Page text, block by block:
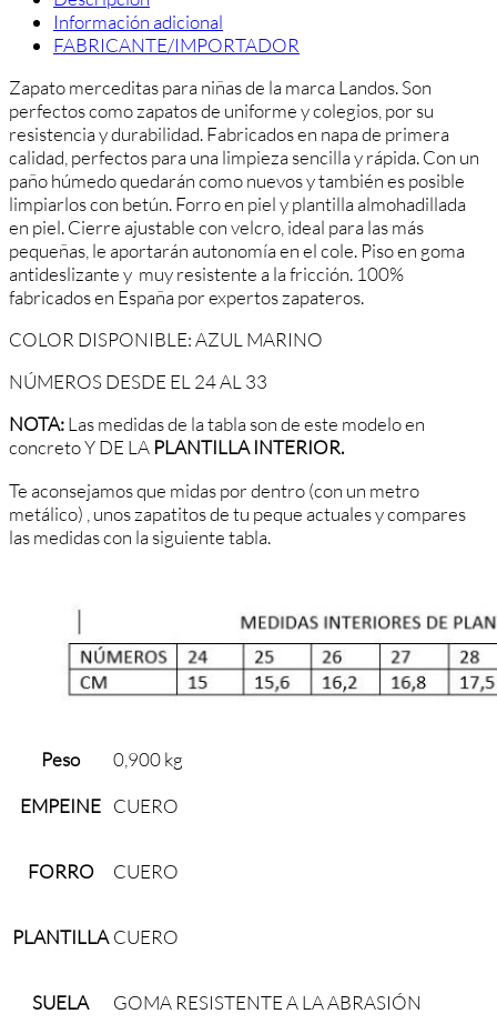
Información adicional
FABRICANTE/IMPORTADOR
Zapato merceditas para niñas de la marca Landos. Son
perfectos como zapatos de uniforme y colegios, por su
resistencia y durabilidad. Fabricados en napa de primera
calidad, perfectos para una limpieza sencilla y rápida. Con un
paño húmedo quedarán como nuevos y también es posible
limpiarlos con betún. Forro en piel y plantilla almohadillada
en piel. Cierre ajustable con velcro, ideal para las más
pequeñas, le aportarán autonomía en el cole. Piso en goma
antideslizante y muy resistente a la fricción. 100%
fabricados en España por expertos zapateros.
COLOR DISPONIBLE: AZUL MARINO
NÚMEROS DESDE EL 24 AL 33
NOTA:Las medidas de la tabla son de este modelo en
concreto Y DE LA PLANTILLA INTERIOR.
Te aconsejamos que midas por dentro (con un metro
metálico) , unos zapatitos de tu peque actuales y compares
las medidas con la siguiente tabla.
Peso
0,900 kg
EMPEINE CUERO
FORRO CUERO
PLANTILLA CUERO
SUELA GOMA RESISTENTE A LA ABRASIÓN